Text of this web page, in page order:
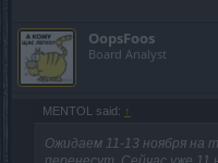
OopsFoos
Board Analyst
MENTOL said: ↑
Ожидаем 11-13 ноября на